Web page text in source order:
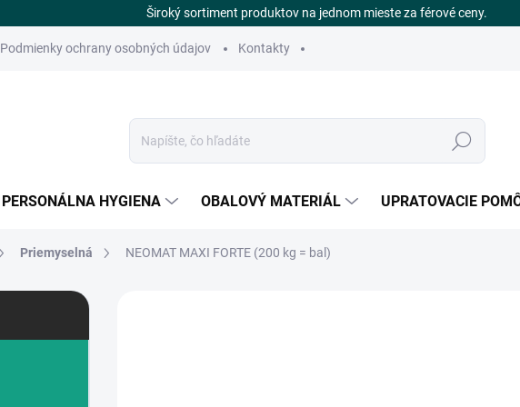
Široký sortiment produktov na jednom mieste za férové ceny.
Podmienky ochrany osobných údajov Kontakty
Hľadať
PERSONÁLNA HYGIENA OBALOVÝ MATERIÁL UPRATOVACIE
Priemyselná NEOMAT MAXI FORTE (200 kg = bal)